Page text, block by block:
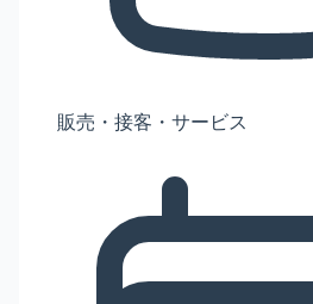
販売・接客・サービス